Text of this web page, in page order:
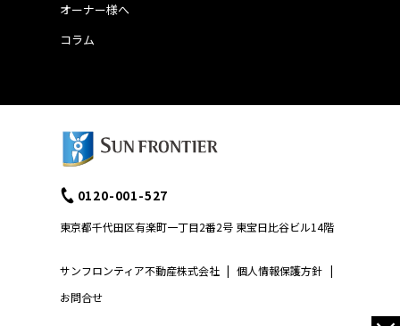
オーナー様へ
コラム
サンフロンティア不動産株式会社 | 個人情報保護方針 |
お問合せ
0120-001-527
東京都千代田区有楽町一丁目2番2号 東宝日比谷ビル14階